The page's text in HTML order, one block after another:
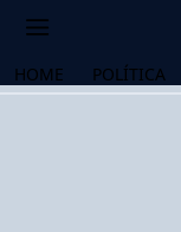
HOME POLÍTICA